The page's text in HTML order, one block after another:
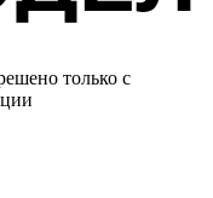
только с